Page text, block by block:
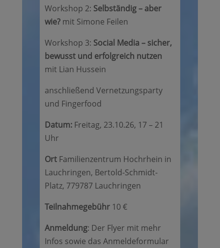
Workshop 2: Selbständig – aber
wie?mit Simone Feilen
Workshop 3: Social Media – sicher,
bewusst und erfolgreich nutzen
mit Lian Hussein
anschließend Vernetzungsparty
und Fingerfood
Datum:Freitag, 23.10.26, 17 – 21
Uhr
OrtFamilienzentrum Hochrhein in
Lauchringen, Bertold-Schmidt-
Platz, 779787 Lauchringen
Teilnahmegebühr10 €
Anmeldung: Der Flyer mit mehr
Infos sowie das Anmeldeformular